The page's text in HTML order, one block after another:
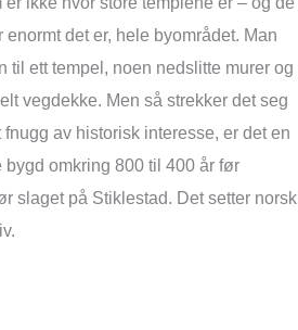
det er, hele byområdet. Man
til ett tempel, noen nedslitte murer og
vegdekke. Men så strekker det seg
av historisk interesse, er det en
omkring 800 til 400 år før
slaget på Stiklestad. Det setter norsk